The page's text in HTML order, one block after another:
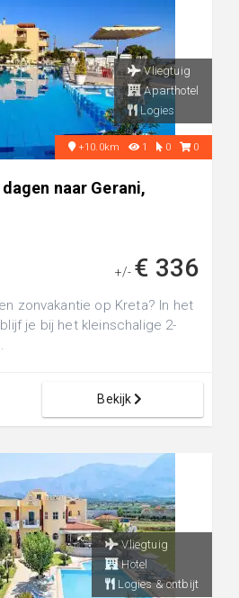
Vliegtuig
Aparthotel
Logies
+10.0km 1 0 0
naar Gerani,
+/- € 336
zonvakantie op Kreta? In het
je bij het kleinschalige 2-
Bekijk
Vliegtuig
Hotel
Logies & ontbijt